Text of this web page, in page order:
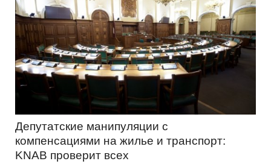
Депутатские манипуляции с
компенсациями на жилье и транспорт:
KNAB проверит всех